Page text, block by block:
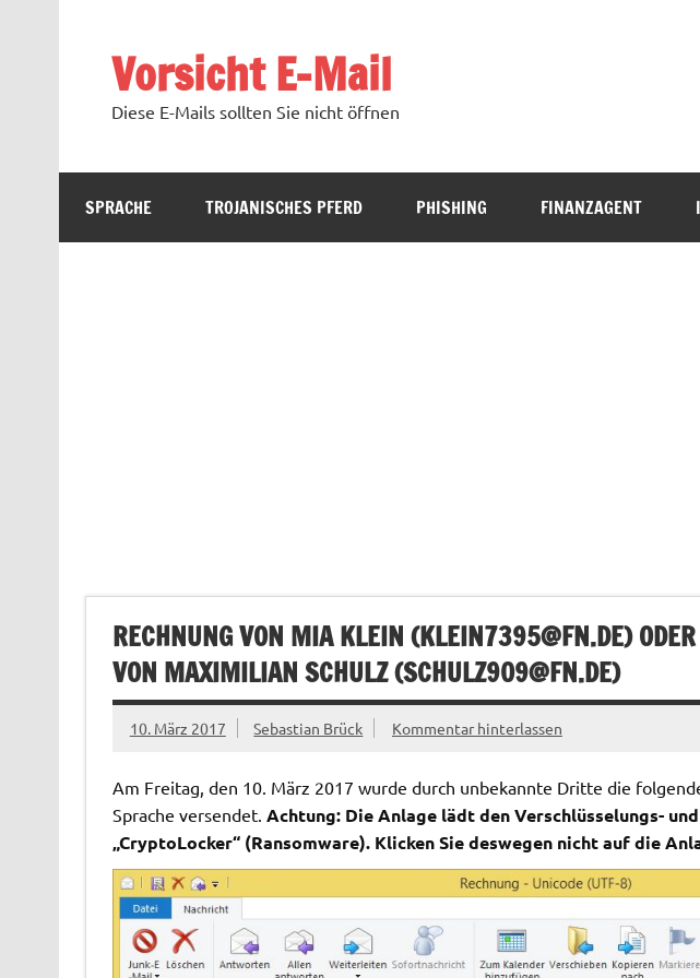
Vorsicht E-Mail
Diese E-Mails sollten Sie nicht öffnen
SPRACHE TROJANISCHES PFERD PHISHING FINANZAGENT
RECHNUNG VON MIA KLEIN (KLEIN7395@FN.DE)
VON MAXIMILIAN SCHULZ (SCHULZ909@FN.DE)
10. März 2017 Sebastian Brück Kommentar hinterlassen
Am Freitag, den 10. März 2017 wurde durch unbekannte Dritte die
Sprache versendet. Achtung: Die Anlage lädt den Verschlüsselungs-
„CryptoLocker“ (Ransomware). Klicken Sie deswegen nicht auf die